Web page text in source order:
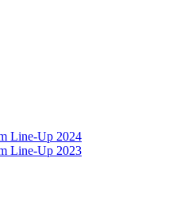
Line-Up 2024
Line-Up 2023